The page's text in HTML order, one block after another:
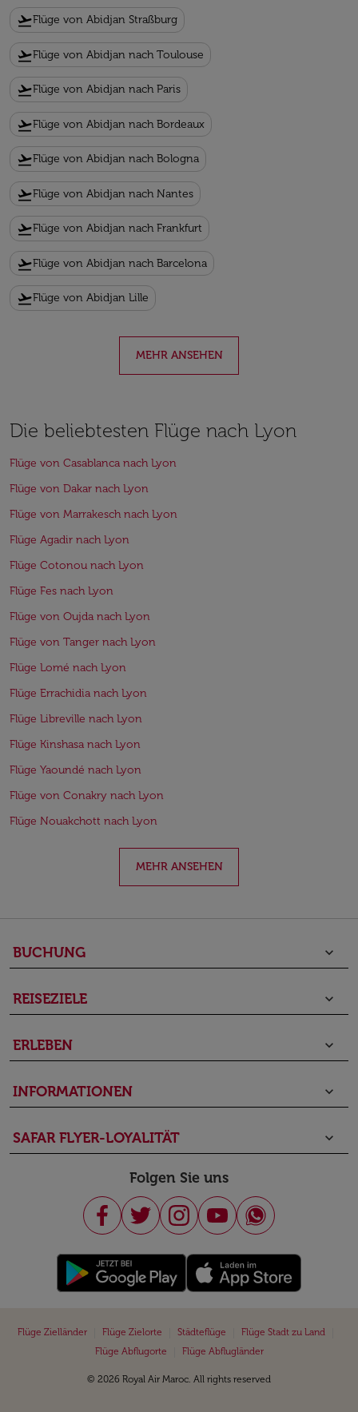
flight_takeoffFlüge von Abidjan Straßburg
flight_takeoffFlüge von Abidjan nach Toulouse
flight_takeoffFlüge von Abidjan nach Paris
flight_takeoffFlüge von Abidjan nach Bordeaux
flight_takeoffFlüge von Abidjan nach Bologna
flight_takeoffFlüge von Abidjan nach Nantes
flight_takeoffFlüge von Abidjan nach Frankfurt
flight_takeoffFlüge von Abidjan nach Barcelona
flight_takeoffFlüge von Abidjan Lille
MEHR ANSEHEN
Die beliebtesten Flüge nach Lyon
Flüge von Casablanca nach Lyon
Flüge von Dakar nach Lyon
Flüge von Marrakesch nach Lyon
Flüge Agadir nach Lyon
Flüge Cotonou nach Lyon
Flüge Fes nach Lyon
Flüge von Oujda nach Lyon
Flüge von Tanger nach Lyon
Flüge Lomé nach Lyon
Flüge Errachidia nach Lyon
Flüge Libreville nach Lyon
Flüge Kinshasa nach Lyon
Flüge Yaoundé nach Lyon
Flüge von Conakry nach Lyon
Flüge Nouakchott nach Lyon
MEHR ANSEHEN
BUCHUNG keyboard_arrow_down
REISEZIELE keyboard_arrow_down
ERLEBEN keyboard_arrow_down
INFORMATIONEN keyboard_arrow_down
SAFAR FLYER-LOYALITÄT keyboard_arrow_down
Folgen Sie uns
Flüge Zielländer Flüge Zielorte Städteflüge Flüge Stadt zu Land
Flüge Abflugorte
Flüge Abflugländer
© 2026 Royal Air Maroc. All rights reserved